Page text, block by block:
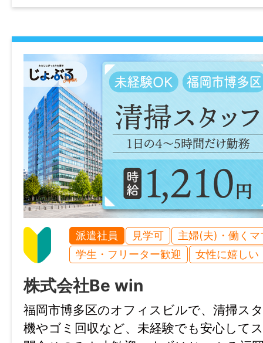
《じょぶるのご紹介》
●当社（株式会社Be win）が運営する「じ
は福岡の地域に特化した就職・転職サポー
す！
豊富な求人データから専任のコンサルタン
ャリアやご希望をふまえ、勤務内容・勤務
期間・給与などご希望のお仕事をご紹介し
●こちらの求人の面接日の調整や条件の交
で、徹底的にサポート致します！ 就業開始
ろん、就業後のお困りごとも当社のスタッ
フォロー致します！
●お仕事のご紹介や、ご相談に、料金は一
で、ご安心下さい。
きたい！など、お気軽にお問い合わせくだ
【こちらの求人 を見ている方へ】
この求人情報に関するお問い合わせは 「掲
派遣社員 見学可
主婦(夫)・働くマ
学生・フリーター歓迎
女性に嬉しい
株式会社Be win
福岡市博多区のオフィスビルで、清掃ス
機やゴミ回収など、未経験でも安心して